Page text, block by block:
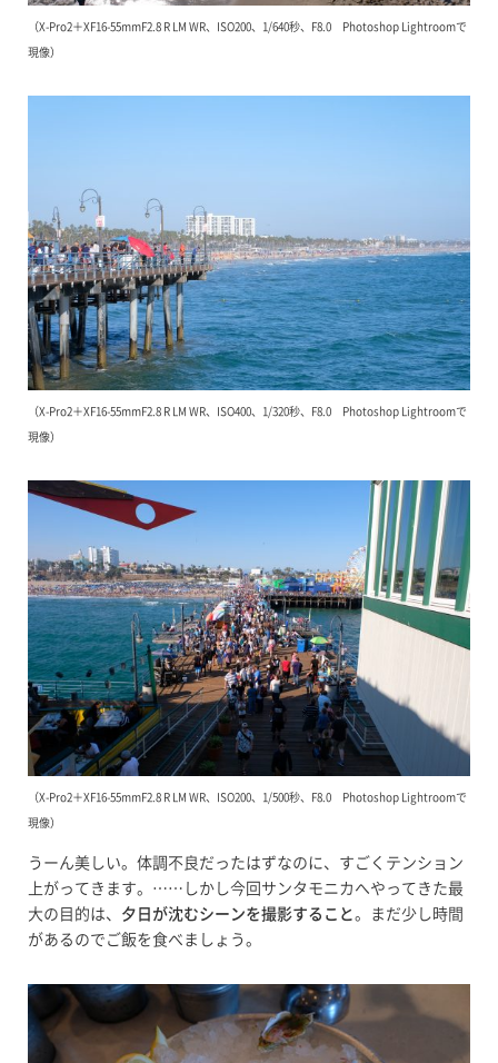
（X-Pro2＋XF16-55mmF2.8 R LM WR、ISO200、1/640秒、F8.0 Photoshop Lightroomで
現像）
（X-Pro2＋XF16-55mmF2.8 R LM WR、ISO400、1/320秒、F8.0 Photoshop Lightroomで
現像）
（X-Pro2＋XF16-55mmF2.8 R LM WR、ISO200、1/500秒、F8.0 Photoshop Lightroomで
現像）
うーん美しい。体調不良だったはずなのに、すごくテンション
上がってきます。……しかし今回サンタモニカへやってきた最
大の目的は、 夕日が沈むシーンを撮影すること 。まだ少し時間
があるのでご飯を食べましょう。